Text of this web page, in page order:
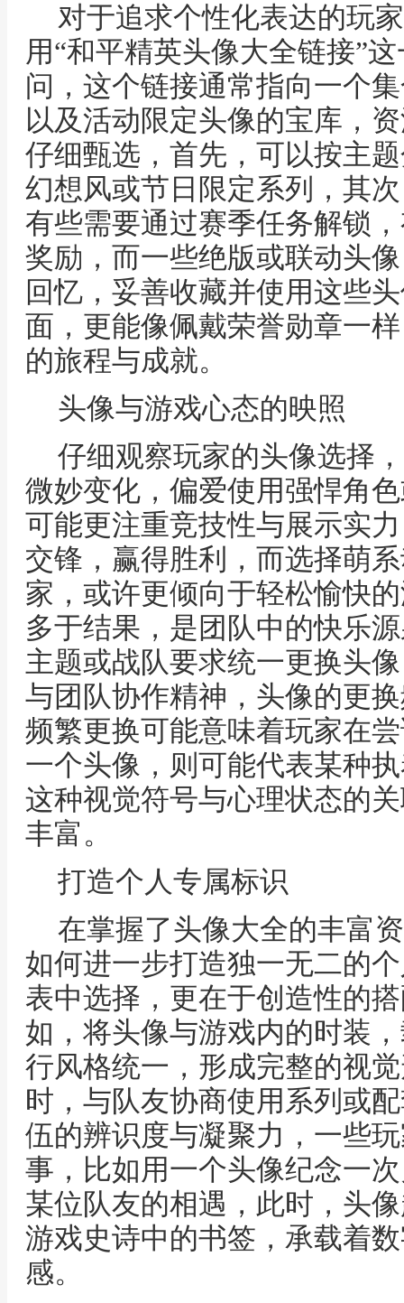
对于追求个性化表达的玩
用“和平精英头像大全链接”
问，这个链接通常指向一个
以及活动限定头像的宝库，
仔细甄选，首先，可以按主
幻想风或节日限定系列，其
有些需要通过赛季任务解锁
奖励，而一些绝版或联动头
回忆，妥善收藏并使用这些
面，更能像佩戴荣誉勋章一
的旅程与成就。
头像与游戏心态的映照
仔细观察玩家的头像选择
微妙变化，偏爱使用强悍角
可能更注重竞技性与展示实
交锋，赢得胜利，而选择萌
家，或许更倾向于轻松愉快
多于结果，是团队中的快乐
主题或战队要求统一更换头
与团队协作精神，头像的更
频繁更换可能意味着玩家在
一个头像，则可能代表某种
这种视觉符号与心理状态的
丰富。
打造个人专属标识
在掌握了头像大全的丰富
如何进一步打造独一无二的
表中选择，更在于创造性的
如，将头像与游戏内的时装
行风格统一，形成完整的视
时，与队友协商使用系列或
伍的辨识度与凝聚力，一些
事，比如用一个头像纪念一
某位队友的相遇，此时，头
游戏史诗中的书签，承载着
感。